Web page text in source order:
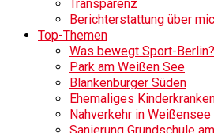
Transparenz
Berichterstattung über
Top-Themen
Was bewegt Sport-Berlin?
Park am Weißen See
Blankenburger Süden
Ehemaliges
Nahverkehr in Weißensee